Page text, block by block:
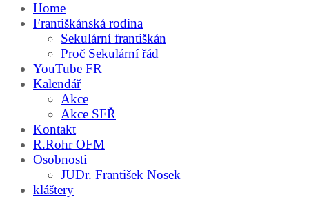
Home
Františkánská rodina
Sekulární františkán
Proč Sekulární řád
YouTube FR
Kalendář
Akce
Akce SFŘ
Kontakt
R.Rohr OFM
Osobnosti
JUDr. František Nosek
kláštery